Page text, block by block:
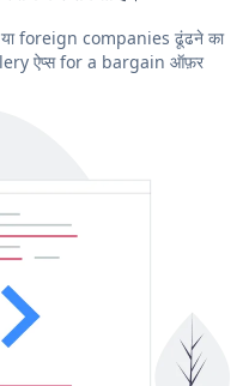
या foreign companies ढूंढने का
ऐप्स for a bargain ऑफ़र